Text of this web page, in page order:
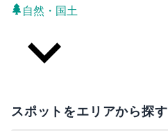
自然・国土
スポットをエリアから探す